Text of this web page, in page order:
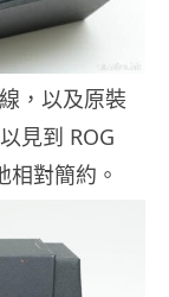
，以及原裝
見到 ROG
對簡約。